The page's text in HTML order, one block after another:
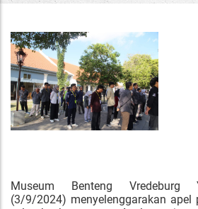
Museum Benteng Vredeburg
(3/9/2024) menyelenggarakan apel